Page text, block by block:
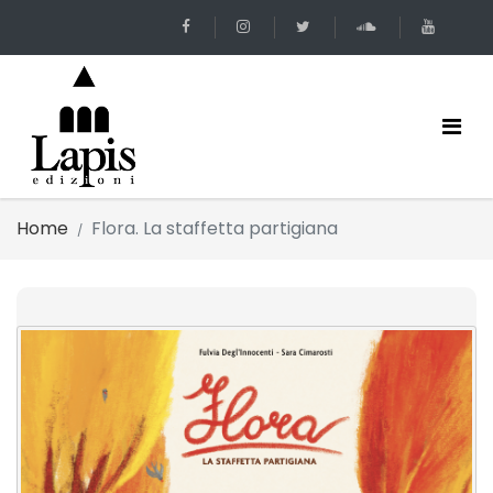
Home Flora. La staffetta partigiana